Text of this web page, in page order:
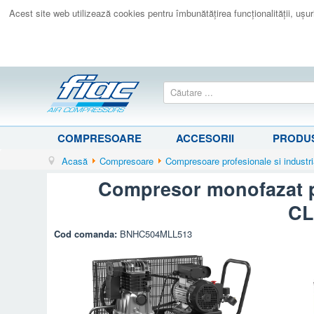
Acest site web utilizează cookies pentru îmbunătăţirea funcţionalităţii,
COMPRESOARE ACCESORII
Acasă Compresoare Compresoare profesionale si
Compresor monofazat
Cod comanda: BNHC504MLL513